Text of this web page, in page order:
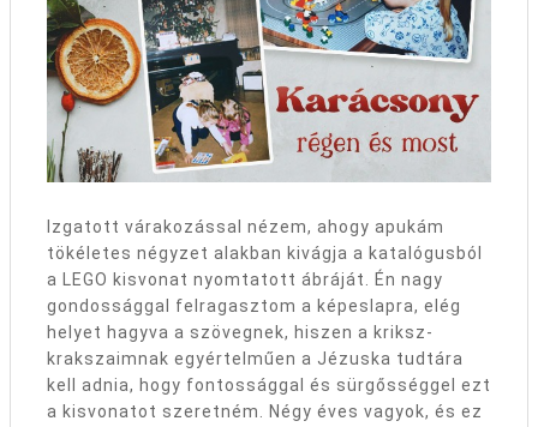
Izgatott várakozással nézem, ahogy apukám
tökéletes négyzet alakban kivágja a katalógusból
a LEGO kisvonat nyomtatott ábráját. Én nagy
gondossággal felragasztom a képeslapra, elég
helyet hagyva a szövegnek, hiszen a kriksz-
krakszaimnak egyértelműen a Jézuska tudtára
kell adnia, hogy fontossággal és sürgősséggel ezt
a kisvonatot szeretném. Négy éves vagyok, és ez